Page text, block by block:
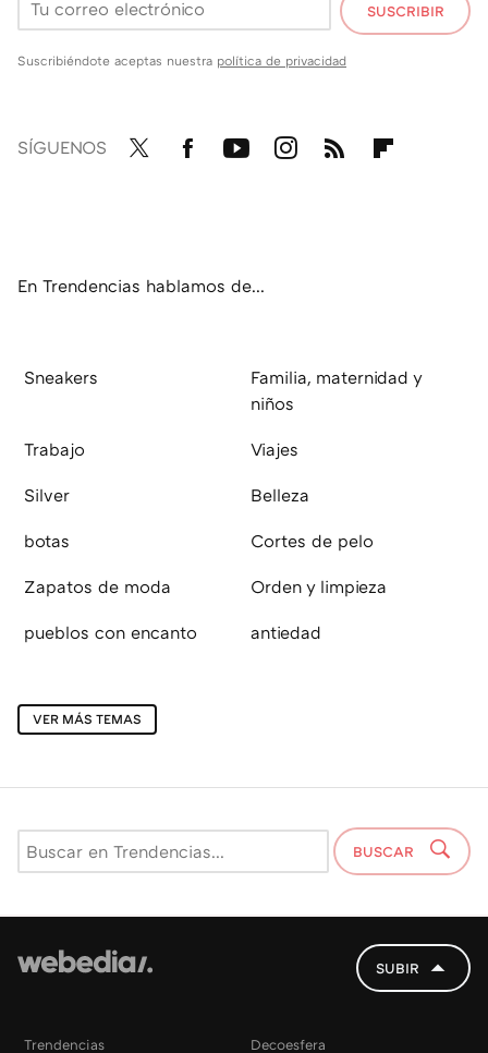
SUSCRIBIR
Suscribiéndote aceptas nuestra política de privacidad
SÍGUENOS
En Trendencias hablamos de...
Sneakers
Familia, maternidad y
niños
Trabajo Viajes
Silver Belleza
botas Cortes de pelo
Zapatos de moda Orden y limpieza
pueblos con encanto antiedad
VER MÁS TEMAS
BUSCAR
SUBIR
Trendencias Decoesfera